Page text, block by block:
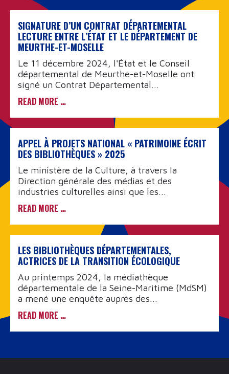
SIGNATURE D’UN CONTRAT DÉPARTEMENTAL
LECTURE ENTRE L’ÉTAT ET LE DÉPARTEMENT DE
MEURTHE-ET-MOSELLE
Le 11 décembre 2024, l'État et le Conseil
départemental de Meurthe-et-Moselle ont
signé un Contrat Départemental...
READ MORE …
APPEL À PROJETS NATIONAL « PATRIMOINE ÉCRIT
DES BIBLIOTHÈQUES » 2025
Le ministère de la Culture, à travers la
Direction générale des médias et des
industries culturelles ainsi que les...
READ MORE …
LES BIBLIOTHÈQUES DÉPARTEMENTALES,
ACTRICES DE LA TRANSITION ÉCOLOGIQUE
Au printemps 2024, la médiathèque
départementale de la Seine-Maritime (MdSM)
a mené une enquête auprès des...
READ MORE …